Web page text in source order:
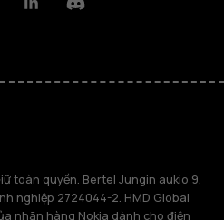
LinkedinDiscord
toàn quyền. Bertel Jungin aukio 9,
nghiệp 2724044-2. HMD Global
nhãn hàng Nokia dành cho điện